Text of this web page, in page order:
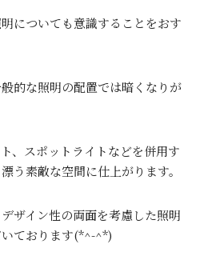
についても意識することをおす
的な照明の配置では暗くなりが
、スポットライトなどを併用す
う素敵な空間に仕上がります。
ザイン性の両面を考慮した照明
ております(*^-^*)